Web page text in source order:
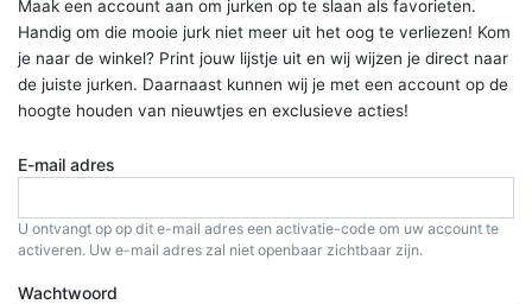
Maak een account aan om jurken op te slaan als favorieten.
Handig om die mooie jurk niet meer uit het oog te verliezen! Kom
je naar de winkel? Print jouw lijstje uit en wij wijzen je direct naar
de juiste jurken. Daarnaast kunnen wij je met een account op de
hoogte houden van nieuwtjes en exclusieve acties!
E-mail adres
U ontvangt op op dit e-mail adres een activatie-code om uw account te
activeren. Uw e-mail adres zal niet openbaar zichtbaar zijn.
Wachtwoord